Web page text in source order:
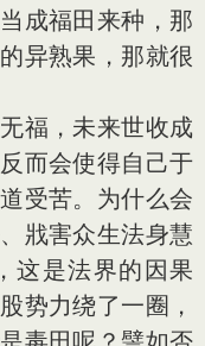
成福田来种，那
异熟果，那就很
福，未来世收成
而会使得自己于
受苦。为什么会
戕害众生法身慧
这是法界的因果
势力绕了一圈，